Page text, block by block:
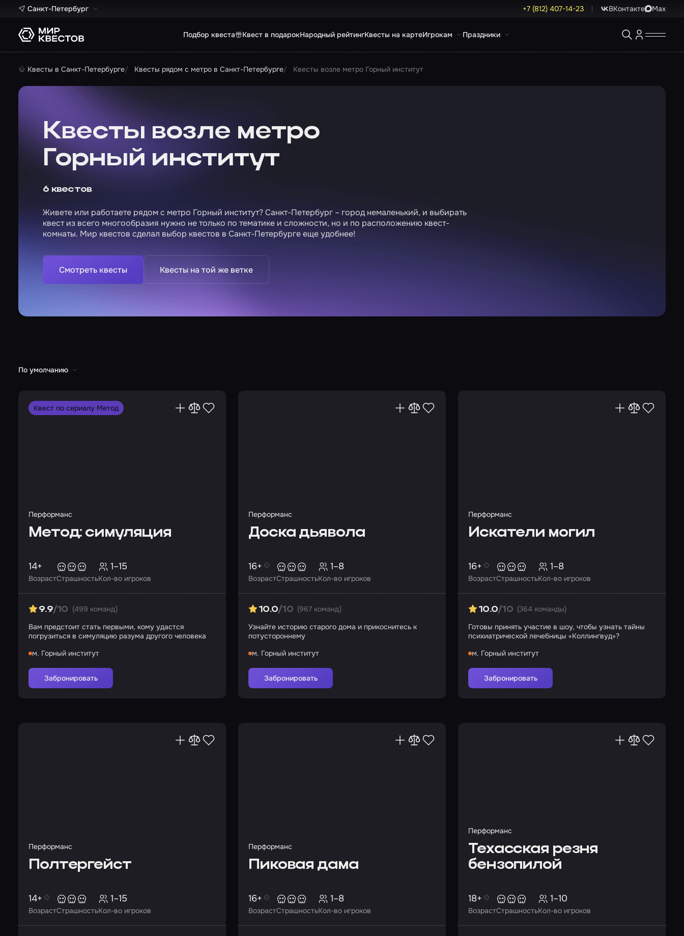
Санкт-Петербург +7 (812) 407-14-23 ВКонтакте Max
Подбор квеста Квест в подарокНародный рейтингКвесты на картеИгрокам Праздники
Квесты в Санкт-Петербурге Квесты рядом с метро в Санкт-Петербурге Квесты возле метро Горный институт
Квесты возле метро
Горный институт
6 квестов
Живете или работаете рядом с метро Горный институт? Санкт-Петербург – город немаленький, и выбирать
квест из всего многообразия нужно не только по тематике и сложности, но и по расположению квест-
комнаты. Мир квестов сделал выбор квестов в Санкт-Петербурге еще удобнее!
Смотреть квесты Квесты на той же ветке
По умолчанию
Квест по сериалу Метод
Перформанс
Метод: симуляция
Возраст
14+
СтрашностьКол-во игроков
1–15
9.9/10 (499 команд)
Вам предстоит стать первыми, кому удастся
погрузиться в симуляцию разума другого человека
м. Горный институт
Забронировать
Перформанс
Доска дьявола
Возраст
16+
СтрашностьКол-во игроков
1–8
10.0/10 (967 команд)
Узнайте историю старого дома и прикоснитесь к
потустороннему
м. Горный институт
Забронировать
Перформанс
Искатели могил
Возраст
16+
СтрашностьКол-во игроков
1–8
10.0/10 (364 команды)
Готовы принять участие в шоу, чтобы узнать тайны
психиатрической лечебницы «Коллингвуд»?
м. Горный институт
Забронировать
Перформанс
Полтергейст
Возраст
14+
СтрашностьКол-во игроков
1–15
Перформанс
Пиковая дама
Возраст
16+
СтрашностьКол-во игроков
1–8
Перформанс
Техасская резня
бензопилой
Возраст
18+
СтрашностьКол-во игроков
1–10